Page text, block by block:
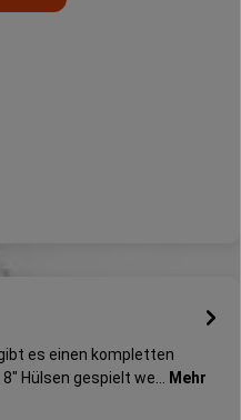
es einen kompletten
Hülsen gespielt we…
Mehr